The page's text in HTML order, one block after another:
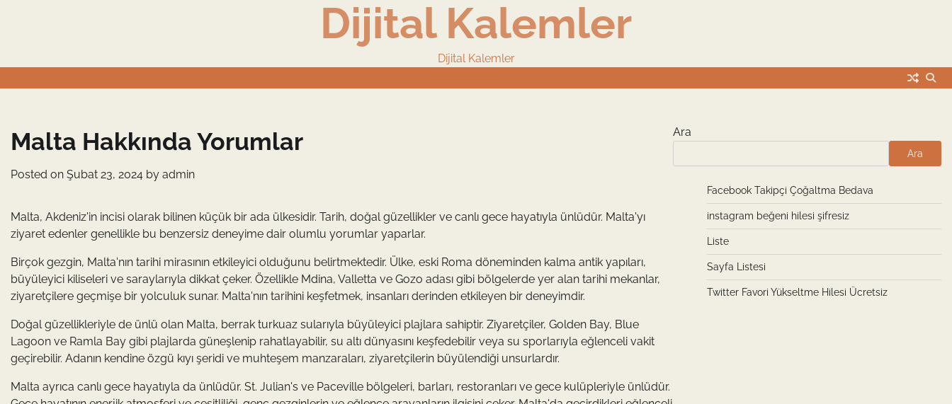
Dijital Kalemler
Dijital Kalemler
Malta Hakkında Yorumlar
Posted on Şubat 23, 2024 by admin
Malta, Akdeniz'in incisi olarak bilinen küçük bir ada ülkesidir. Tarih, doğal güzellikler ve canlı gece hayatıyla ünlüdür. Malta'yı
ziyaret edenler genellikle bu benzersiz deneyime dair olumlu yorumlar yaparlar.
Birçok gezgin, Malta'nın tarihi mirasının etkileyici olduğunu belirtmektedir. Ülke, eski Roma döneminden kalma antik yapıları,
büyüleyici kiliseleri ve saraylarıyla dikkat çeker. Özellikle Mdina, Valletta ve Gozo adası gibi bölgelerde yer alan tarihi mekanlar,
ziyaretçilere geçmişe bir yolculuk sunar. Malta'nın tarihini keşfetmek, insanları derinden etkileyen bir deneyimdir.
Doğal güzellikleriyle de ünlü olan Malta, berrak turkuaz sularıyla büyüleyici plajlara sahiptir. Ziyaretçiler, Golden Bay, Blue
Lagoon ve Ramla Bay gibi plajlarda güneşlenip rahatlayabilir, su altı dünyasını keşfedebilir veya su sporlarıyla eğlenceli vakit
geçirebilir. Adanın kendine özgü kıyı şeridi ve muhteşem manzaraları, ziyaretçilerin büyülendiği unsurlardır.
Malta ayrıca canlı gece hayatıyla da ünlüdür. St. Julian's ve Paceville bölgeleri, barları, restoranları ve gece kulüpleriyle ünlüdür.
Ara
Ara
Facebook Takipçi Çoğaltma Bedava
instagram beğeni hilesi şifresiz
Liste
Sayfa Listesi
Twitter Favori Yükseltme Hilesi Ücretsiz